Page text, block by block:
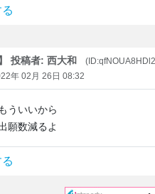
投稿者: 西大和
年 02月 26日 08:32
ういいから
願数減るよ